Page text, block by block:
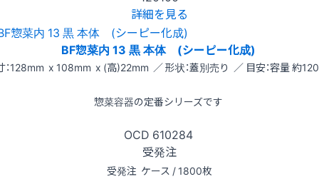
詳細を見る
BF惣菜内 13 黒 本体 (シーピー化成)
：128mm x 108mm x (高)22mm ／ 形状：蓋別売り ／ 目安：容量 約
惣菜容器の定番シリーズです
OCD 610284
受発注
受発注 ケース / 1800枚